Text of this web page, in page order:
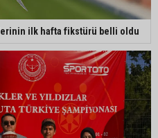
ilk hafta fikstürü belli oldu